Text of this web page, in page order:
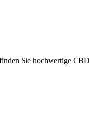
Sie hochwertige CBD